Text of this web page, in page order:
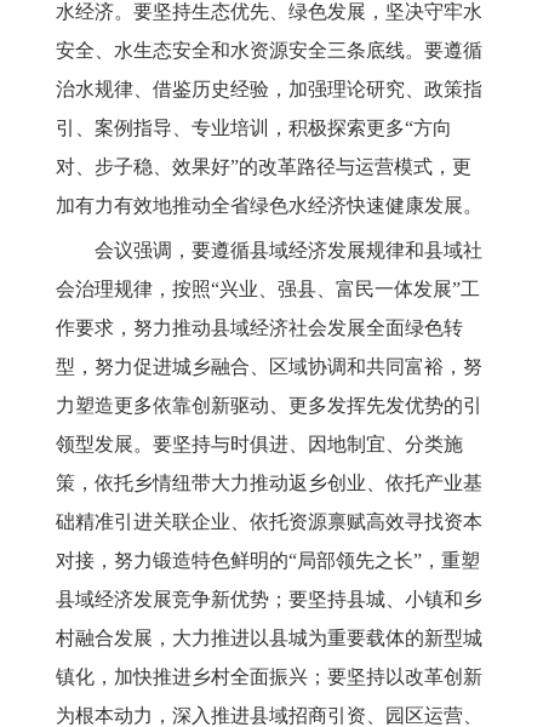
水经济。要坚持生态优先、绿色发展，坚决守牢水
安全、水生态安全和水资源安全三条底线。要遵循
治水规律、借鉴历史经验，加强理论研究、政策指
引、案例指导、专业培训，积极探索更多“方向
对、步子稳、效果好”的改革路径与运营模式，更
加有力有效地推动全省绿色水经济快速健康发展。
会议强调， 要遵循县域经济发展规律和县域社
会治理规律，按照“兴业、强县、富民一体发展”工
作要求，努力推动县域经济社会发展全面绿色转
型，努力促进城乡融合、区域协调和共同富裕，努
力塑造更多依靠创新驱动、更多发挥先发优势的引
领型发展。要坚持与时俱进、因地制宜、分类施
策，依托乡情纽带大力推动返乡创业、依托产业基
础精准引进关联企业、依托资源禀赋高效寻找资本
对接，努力锻造特色鲜明的“局部领先之长”，重塑
县域经济发展竞争新优势；要坚持县城、小镇和乡
村融合发展，大力推进以县城为重要载体的新型城
镇化，加快推进乡村全面振兴；要坚持以改革创新
为根本动力，深入推进县域招商引资、园区运营、